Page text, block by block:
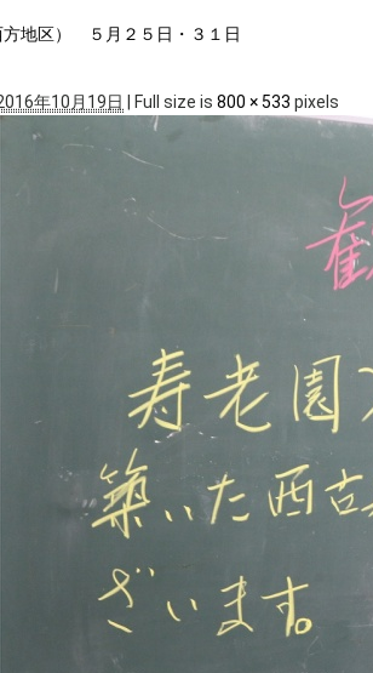
方地区） ５月２５日・３１日
年10月19日 Full size is 800 × 533 pixels